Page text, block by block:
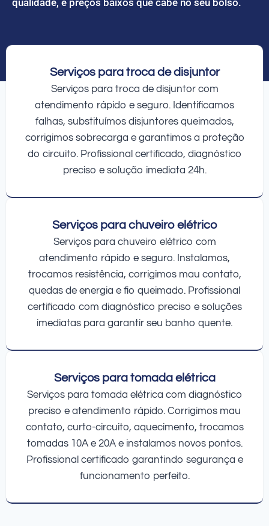
Serviços para troca de disjuntor
Serviços para troca de disjuntor com
atendimento rápido e seguro. Identificamos
falhas, substituímos disjuntores queimados,
corrigimos sobrecarga e garantimos a proteção
do circuito. Profissional certificado, diagnóstico
preciso e solução imediata 24h.
Serviços para chuveiro elétrico
Serviços para chuveiro elétrico com
atendimento rápido e seguro. Instalamos,
trocamos resistência, corrigimos mau contato,
quedas de energia e fio queimado. Profissional
certificado com diagnóstico preciso e soluções
imediatas para garantir seu banho quente.
Serviços para tomada elétrica
Serviços para tomada elétrica com diagnóstico
preciso e atendimento rápido. Corrigimos mau
contato, curto-circuito, aquecimento, trocamos
tomadas 10A e 20A e instalamos novos pontos.
Profissional certificado garantindo segurança e
funcionamento perfeito.